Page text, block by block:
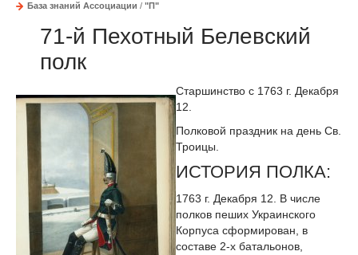
База знаний Ассоциации / "П"
71-й Пехотный Белевский
полк
Старшинство с 1763 г. Декабря
12.
Полковой праздник на день Св.
Троицы.
ИСТОРИЯ ПОЛКА:
1763 г. Декабря 12. В числе
полков пеших Украинского
Корпуса сформирован, в
составе 2-х батальонов,